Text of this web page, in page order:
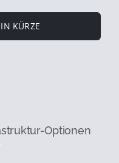
KÜRZE
Optionen